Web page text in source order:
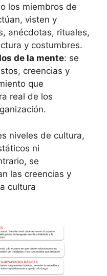
los miembros de
visten y
anécdotas, rituales,
y costumbres.
de la mente: se
creencias y
que
real de los
niveles de cultura,
ni
se
las creencias y
cultura